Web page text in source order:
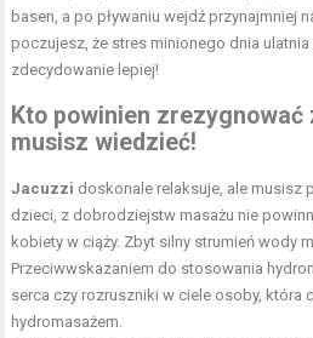
basen, a po pływaniu wejdź przynajmniej
poczujesz, że stres minionego dnia ulatnia
zdecydowanie lepiej!
Kto powinien
musisz wiedzieć!
Jacuzzi doskonale relaksuje, ale musisz
dzieci, z dobrodziejstw masażu nie
kobiety w ciąży. Zbyt silny strumień wody
Przeciwwskazaniem do stosowania
serca czy rozruszniki w ciele osoby, która
hydromasażem.